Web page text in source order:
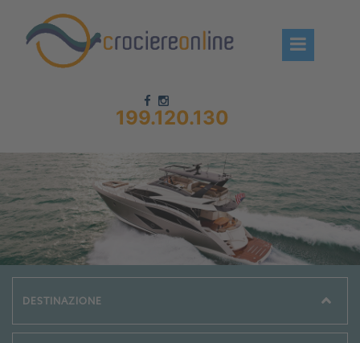
199.120.130
Chi siamo – CrociereOnLine
Destinazioni Crociere
Prenota crociere
News